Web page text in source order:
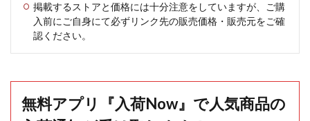
掲載するストアと価格には十分注意をしていますが、ご購
入前にご自身にて必ずリンク先の販売価格・販売元をご確
認ください。
無料アプリ『入荷Now』で人気商品の